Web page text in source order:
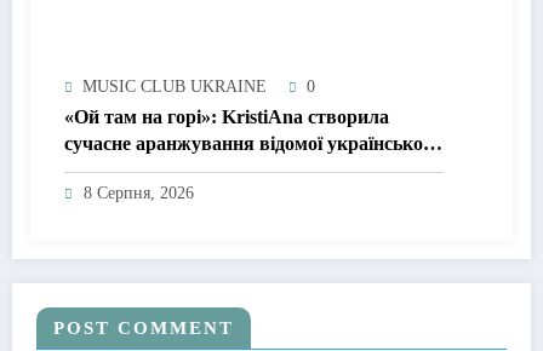
MUSIC CLUB UKRAINE 0
«Ой там на горі»: KristiAna створила
сучасне аранжування відомої української
народної пісні
8 Серпня, 2026
POST COMMENT